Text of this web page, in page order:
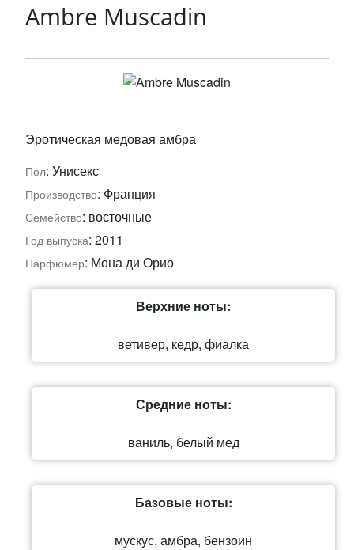
Ambre Muscadin
Эротическая медовая амбра
Пол: Унисекс
Производство: Франция
Семейство: восточные
Год выпуска: 2011
Парфюмер: Мона ди Орио
Верхние ноты:
ветивер, кедр, фиалка
Средние ноты:
ваниль, белый мед
Базовые ноты:
мускус, амбра, бензоин